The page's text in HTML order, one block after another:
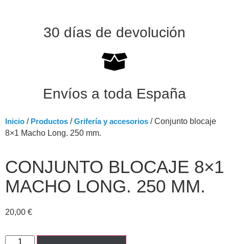
30 días de devolución
Envíos a toda España
Inicio / Productos /Grifería y accesorios / Conjunto blocaje
8×1 Macho Long. 250 mm.
CONJUNTO BLOCAJE 8×1
MACHO LONG. 250 MM.
20,00 €